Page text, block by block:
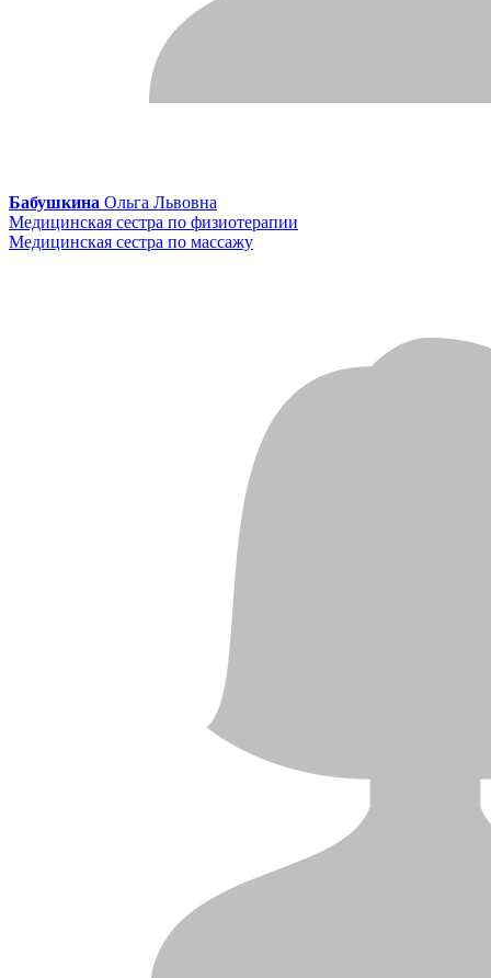
Бабушкина Ольга Львовна
Медицинская сестра по физиотерапии
Медицинская сестра по массажу